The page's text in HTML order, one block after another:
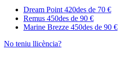
Dream Point 420des de 70 €
Remus 450des de 90 €
Marine Brezze 450des de 90 €
No teniu llicència?